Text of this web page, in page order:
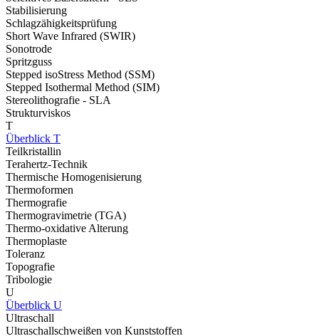
Stabilisierung
Schlagzähigkeitsprüfung
Short Wave Infrared (SWIR)
Sonotrode
Spritzguss
Stepped isoStress Method (SSM)
Stepped Isothermal Method (SIM)
Stereolithografie - SLA
Strukturviskos
T
Überblick T
Teilkristallin
Terahertz-Technik
Thermische Homogenisierung
Thermoformen
Thermografie
Thermogravimetrie (TGA)
Thermo-oxidative Alterung
Thermoplaste
Toleranz
Topografie
Tribologie
U
Überblick U
Ultraschall
Ultraschallschweißen von Kunststoffen